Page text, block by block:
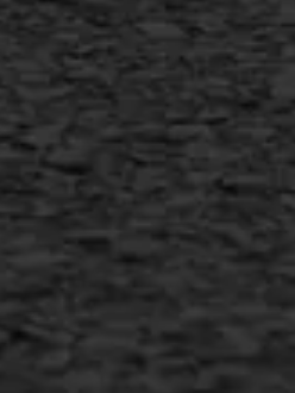
+31 493 842 840
info@asfaltwerken.nl
MEER INFORMATIE
Inschrijven nieuwsbrief
Duurzaam ondernemen